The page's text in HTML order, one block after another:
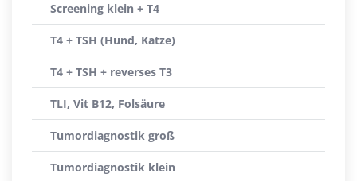
Screening klein + T4
T4 + TSH (Hund, Katze)
T4 + TSH + reverses T3
TLI, Vit B12, Folsäure
Tumordiagnostik groß
Tumordiagnostik klein